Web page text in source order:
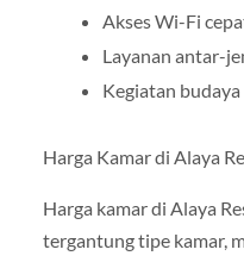
Akses Wi-Fi
Layanan antar-
Kegiatan budaya
Harga Kamar di Alaya
Harga kamar di Alaya
tergantung tipe kamar,